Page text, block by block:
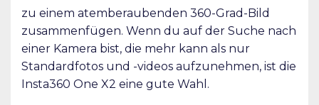
zu einem atemberaubenden 360-Grad-Bild
zusammenfügen. Wenn du auf der Suche nach
einer Kamera bist, die mehr kann als nur
Standardfotos und -videos aufzunehmen, ist die
Insta360 One X2 eine gute Wahl.